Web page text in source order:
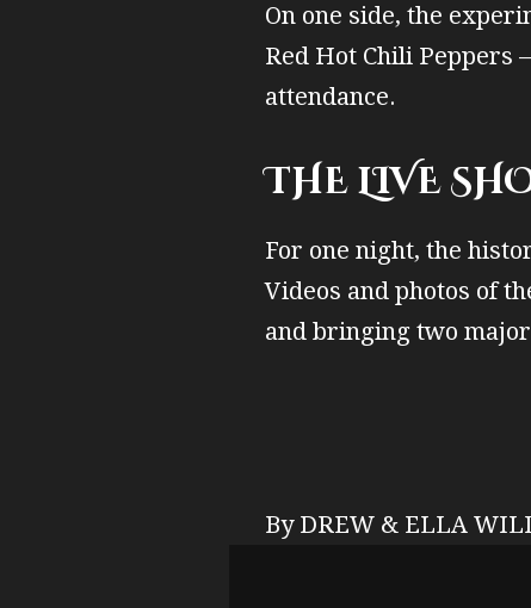
On one side, the
Red Hot Chili Peppers
attendance.
THE LIVE
For one night, the
Videos and photos of
and bringing two
By DREW & ELLA